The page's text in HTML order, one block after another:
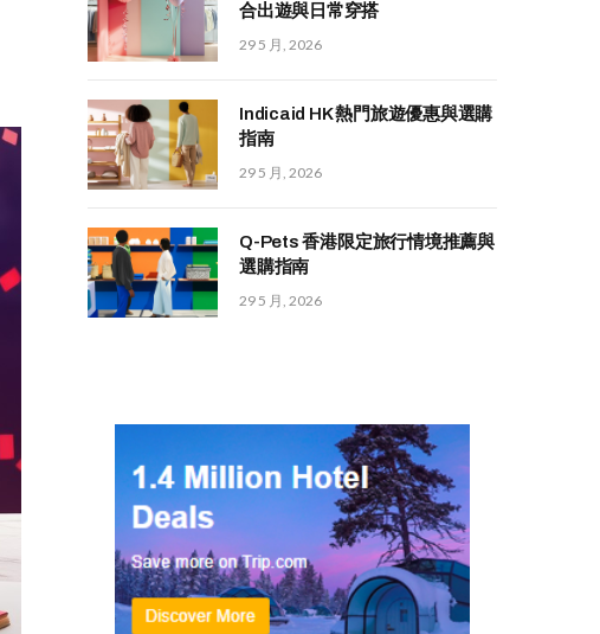
合出遊與日常穿搭
29 5 月, 2026
Indicaid HK 熱門旅遊優惠與選購
指南
29 5 月, 2026
Q-Pets 香港限定旅行情境推薦與
選購指南
29 5 月, 2026